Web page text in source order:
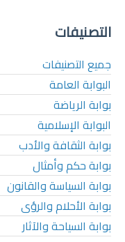
التصنيفات
جميع التصنيفات
البوابة العامة
بوابة الرياضة
البوابة الإسلامية
بوابة الثقافة والأدب
بوابة حكم وأمثال
بوابة السياسة والقانون
بوابة الأحلام والرؤى
بوابة السياحة والآثار